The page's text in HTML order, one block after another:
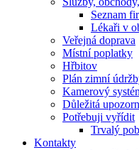
Seznam
Lékaři v
Veřejná doprava
Místní poplatky
Hřbitov
Plán zimní
Kamerový
Důležitá
Potřebuji vyřídit
Trvalý
Kontakty